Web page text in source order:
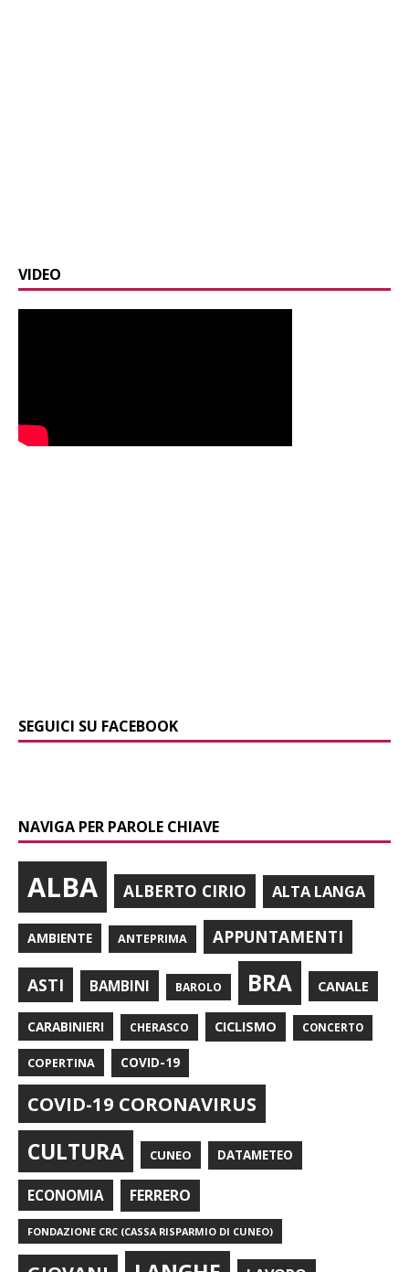
VIDEO
SEGUICI SU FACEBOOK
NAVIGA PER PAROLE CHIAVE
ALBA ALBERTO CIRIO ALTA LANGA
AMBIENTE ANTEPRIMA APPUNTAMENTI
ASTI BAMBINI BAROLO BRA CANALE
CARABINIERI CHERASCO CICLISMO CONCERTO
COPERTINA COVID-19
COVID-19 CORONAVIRUS
CULTURA CUNEO DATAMETEO
ECONOMIA FERRERO
FONDAZIONE CRC (CASSA RISPARMIO DI CUNEO)